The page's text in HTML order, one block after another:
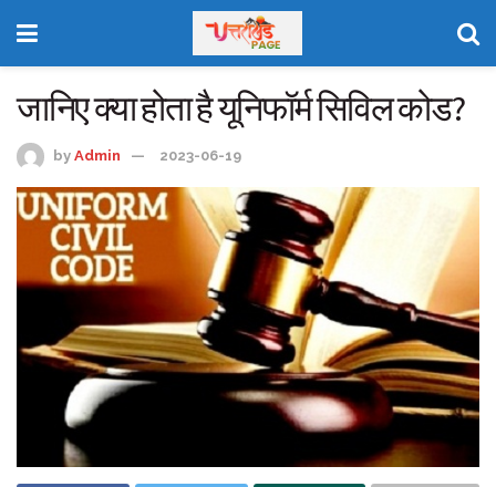
जानिए क्या होता है यूनिफॉर्म सिविल कोड?
by Admin 2023-06-19